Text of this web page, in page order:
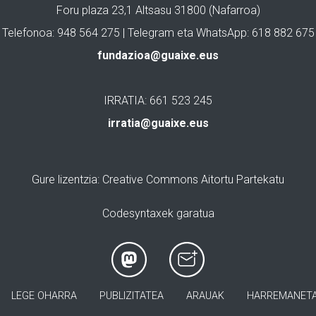
Foru plaza 23,1 Altsasu 31800 (Nafarroa)
Telefonoa: 948 564 275 | Telegram eta WhatsApp: 618 882 675
fundazioa@guaixe.eus
IRRATIA: 661 523 245
irratia@guaixe.eus
Gure lizentzia: Creative Commons Aitortu Partekatu
Codesyntaxek garatua
LEGE OHARRA PUBLIZITATEA ARAUAK